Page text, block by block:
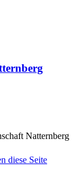
Natternberg
diese Seite